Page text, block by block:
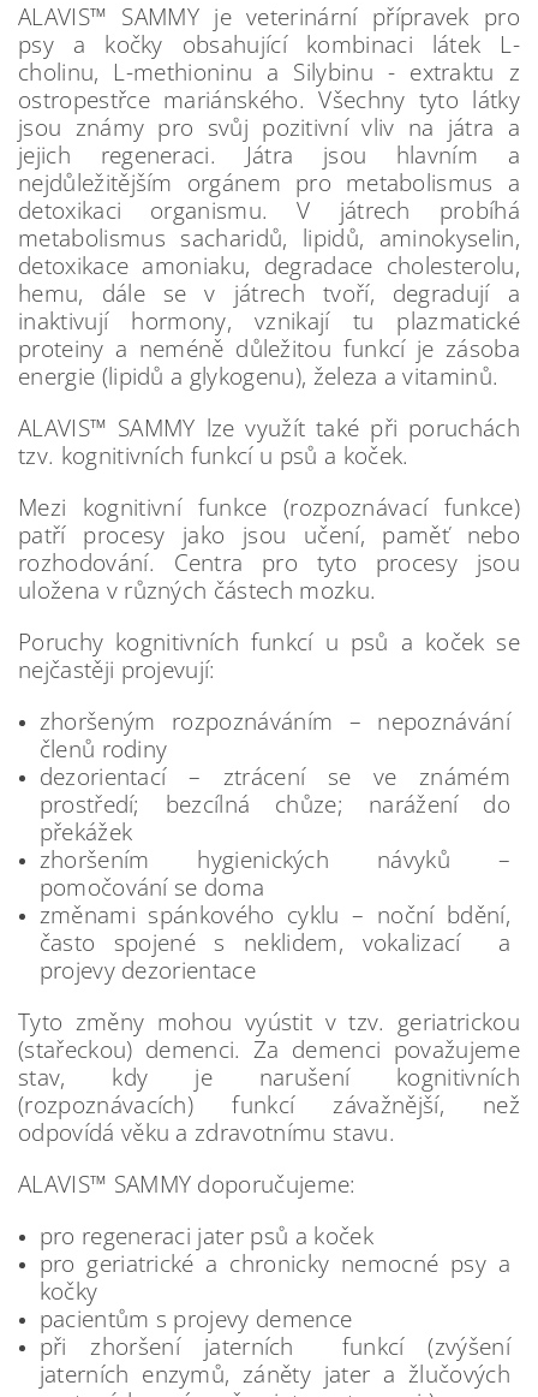
ALAVIS™ SAMMY je veterinární přípravek pro
psy a kočky obsahující kombinaci látek L-
cholinu, L-methioninu a Silybinu - extraktu z
ostropestřce mariánského. Všechny tyto látky
jsou známy pro svůj pozitivní vliv na játra a
jejich regeneraci. Játra jsou hlavním a
nejdůležitějším orgánem pro metabolismus a
detoxikaci organismu. V játrech probíhá
metabolismus sacharidů, lipidů, aminokyselin,
detoxikace amoniaku, degradace cholesterolu,
hemu, dále se v játrech tvoří, degradují a
inaktivují hormony, vznikají tu plazmatické
proteiny a neméně důležitou funkcí je zásoba
energie (lipidů a glykogenu), železa a vitaminů.
ALAVIS™ SAMMY lze využít také při poruchách
tzv. kognitivních funkcí u psů a koček.
Mezi kognitivní funkce (rozpoznávací funkce)
patří procesy jako jsou učení, paměť nebo
rozhodování. Centra pro tyto procesy jsou
uložena v různých částech mozku.
Poruchy kognitivních funkcí u psů a koček se
nejčastěji projevují:
zhoršeným rozpoznáváním – nepoznávání
členů rodiny
dezorientací – ztrácení se ve známém
prostředí; bezcílná chůze; narážení do
překážek
zhoršením hygienických návyků –
pomočování se doma
změnami spánkového cyklu – noční bdění,
často spojené s neklidem, vokalizací a
projevy dezorientace
Tyto změny mohou vyústit v tzv. geriatrickou
(stařeckou) demenci. Za demenci považujeme
stav, kdy je narušení kognitivních
(rozpoznávacích) funkcí závažnější, než
odpovídá věku a zdravotnímu stavu.
ALAVIS™ SAMMY doporučujeme:
pro regeneraci jater psů a koček
pro geriatrické a chronicky nemocné psy a
kočky
pacientům s projevy demence
při zhoršení jaterních funkcí (zvýšení
jaterních enzymů, záněty jater a žlučových